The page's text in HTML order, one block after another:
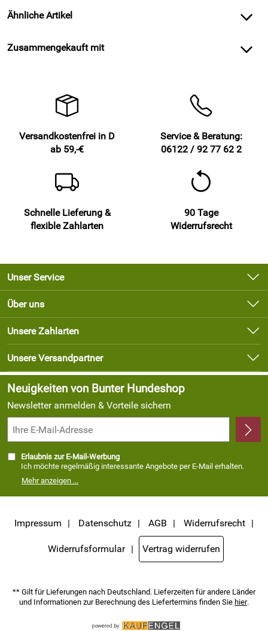
Ähnliche Artikel
Zusammengekauft mit
Versandkostenfrei in D
ab 59,-€
Service & Beratung:
06122 / 92 77 62 2
Schnelle Lieferung &
flexible Zahlarten
90 Tage
Widerrufsrecht
Unser Service
Kontakt
Newsletter
Lieferbedingungen
Kundenlogin
Über uns
Unsere Bestseller
Marken
Neu
Angebote
Unsere Zahlarten
Unsere Versandpartner
Neuigkeiten von Bunter Hundeshop
Newsletter anmelden & Vorteile sichern
Erlaubnis zur E-Mail-Werbung
Ich möchte regelmäßig interessante Angebote per E-Mail erhalten.
Meine E-Mail-Adresse wird nicht an andere Unternehmen
weitergegeben. Zu statistischen Zwecken wird in anonymer Form
kann ich jederzeit mit Wirkung für die Zukunft widerrufen, indem ich
den Link "Abmelden" am Ende des Newsletters anklicke oder die Option
Newsletter im Mitgliederbereich deaktiviere. DieDatenschutzerklärung
habe ich zur Kenntnis genommen.
Mehr anzeigen ...
Impressum Datenschutz AGB Widerrufsrecht
Widerrufsformular Vertrag widerrufen
** Gilt für Lieferungen nach Deutschland. Lieferzeiten für andere Länder
und Informationen zur Berechnung des Liefertermins finden Sie hier.